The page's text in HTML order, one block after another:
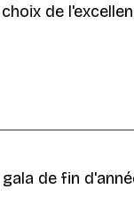
de
de fin